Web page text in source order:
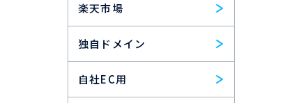
楽天市場
独自ドメイン
自社EC用